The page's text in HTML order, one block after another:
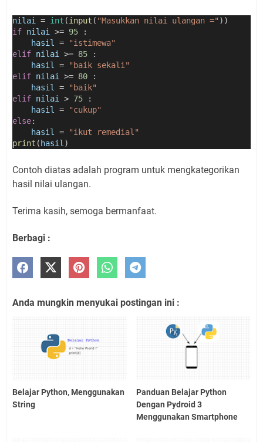
nilai = int (input ( "Masukkan nilai ulangan =" ))
if nilai >= 95 :
hasil
=
"istimewa"
elif nilai >= 85 :
hasil
=
"baik sekali"
elif nilai >= 80 :
hasil
=
"baik"
elif nilai > 75 :
hasil
=
"cukup"
else:
hasil
=
"ikut remedial"
print ( hasil )
Contoh diatas adalah program untuk mengkategorikan
hasil nilai ulangan.
Terima kasih, semoga bermanfaat.
Berbagi :
Anda mungkin menyukai postingan ini :
Belajar Python, Menggunakan
String
Panduan Belajar Python
Dengan Pydroid 3
Menggunakan Smartphone